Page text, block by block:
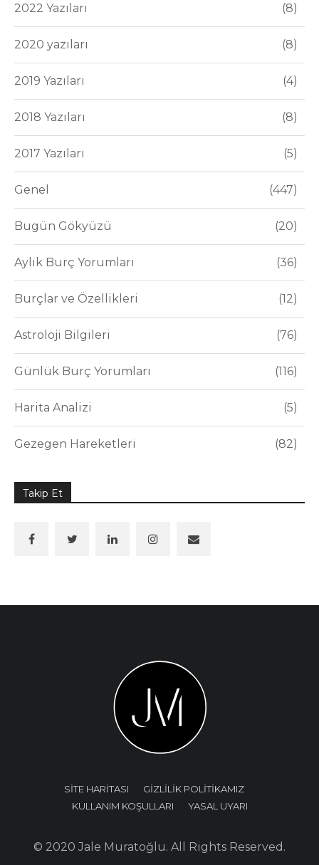
2022 Yazıları 8
2020 yazıları 8
2019 Yazıları 4
2018 Yazıları 8
2017 Yazıları 5
Genel 447
Bugün Gökyüzü 20
Aylık Burç Yorumları 36
Burçlar ve Özellikleri 12
Astroloji Bilgileri 76
Günlük Burç Yorumları 116
Harita Analizi 5
Gezegen Hareketleri 82
Takip Et
SİTE HARİTASI
GİZLİLİK POLİTİKAMIZ
KULLANIM KOŞULLARI
YASAL UYARI
© 2020 Jale Muratoğlu. All Rights Reserved.